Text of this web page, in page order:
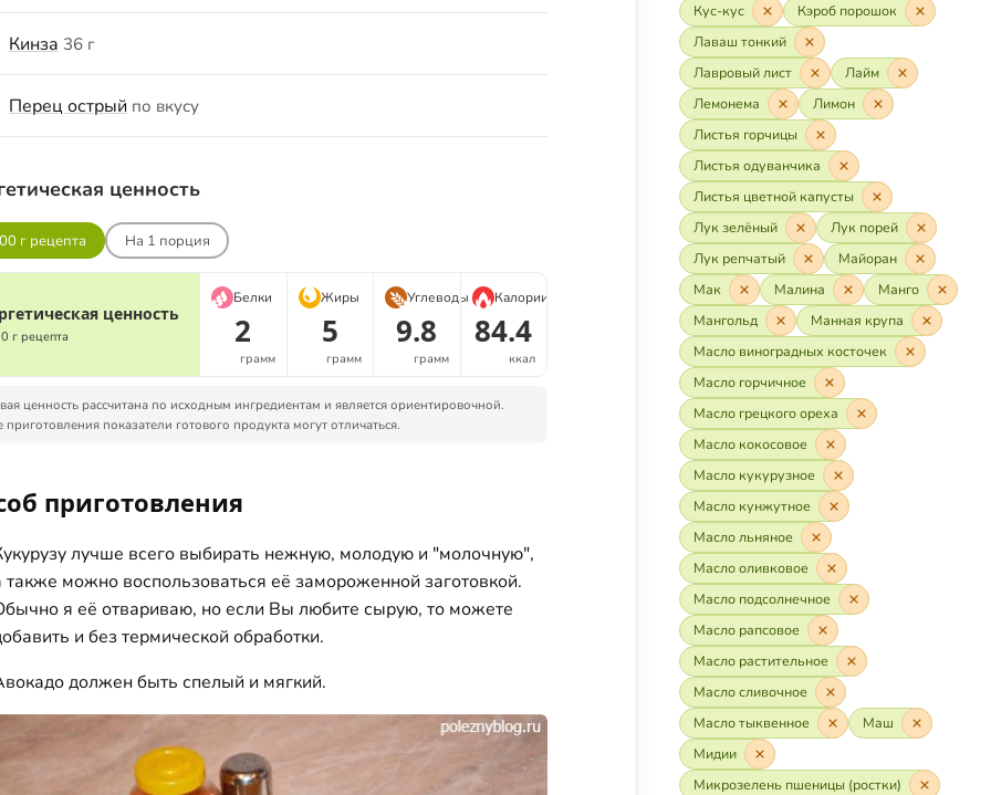
Кинза 36 г
Перец острый по вкусу
ценность
г рецепта На 1 порция
ценность
г рецепта
Белки
2
грамм
Жиры
5
грамм
Углеводы
9.8
грамм
Калории
84.4
ккал
ценность рассчитана по исходным ингредиентам и является ориентировочной.
приготовления показатели готового продукта могут отличаться.
приготовления
лучше всего выбирать нежную, молодую и "молочную",
также можно воспользоваться её замороженной заготовкой.
я её отвариваю, но если Вы любите сырую, то можете
и без термической обработки.
должен быть спелый и мягкий.
Кус-кус
Кэроб порошок
Лаваш тонкий
Лавровый лист
Лайм
Лемонема
Лимон
Листья горчицы
Листья одуванчика
Листья цветной капусты
Лук зелёный
Лук порей
Лук репчатый
Майоран
Мак
Малина
Манго
Мангольд
Манная крупа
Масло виноградных косточек
Масло горчичное
Масло грецкого ореха
Масло кокосовое
Масло кукурузное
Масло кунжутное
Масло льняное
Масло оливковое
Масло подсолнечное
Масло рапсовое
Масло растительное
Масло сливочное
Масло тыквенное
Маш
Мидии
Микрозелень пшеницы (ростки)